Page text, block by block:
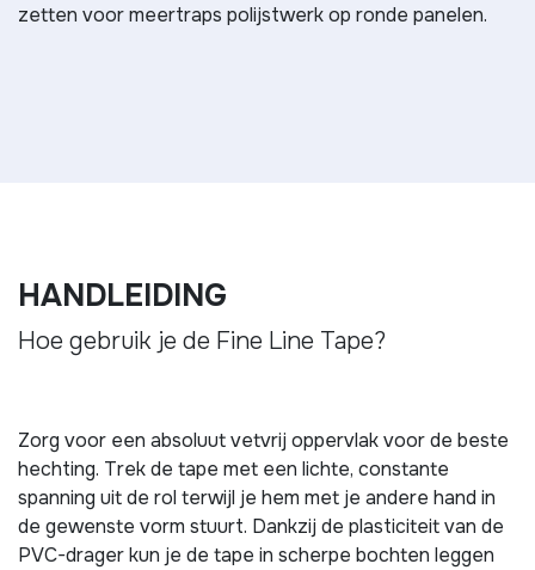
zetten voor meertraps polijstwerk op ronde panelen.
HANDLEIDING
Hoe gebruik je de Fine Line Tape?
Zorg voor een absoluut vetvrij oppervlak voor de beste
hechting. Trek de tape met een lichte, constante
spanning uit de rol terwijl je hem met je andere hand in
de gewenste vorm stuurt. Dankzij de plasticiteit van de
PVC-drager kun je de tape in scherpe bochten leggen